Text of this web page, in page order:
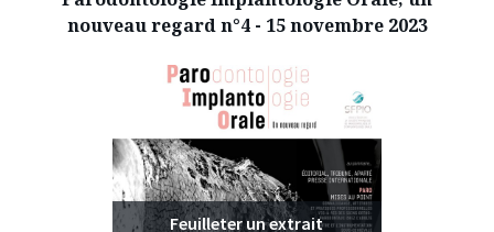
Feuilleter un extrait
nouveau regard n°4 - 15 novembre 2023